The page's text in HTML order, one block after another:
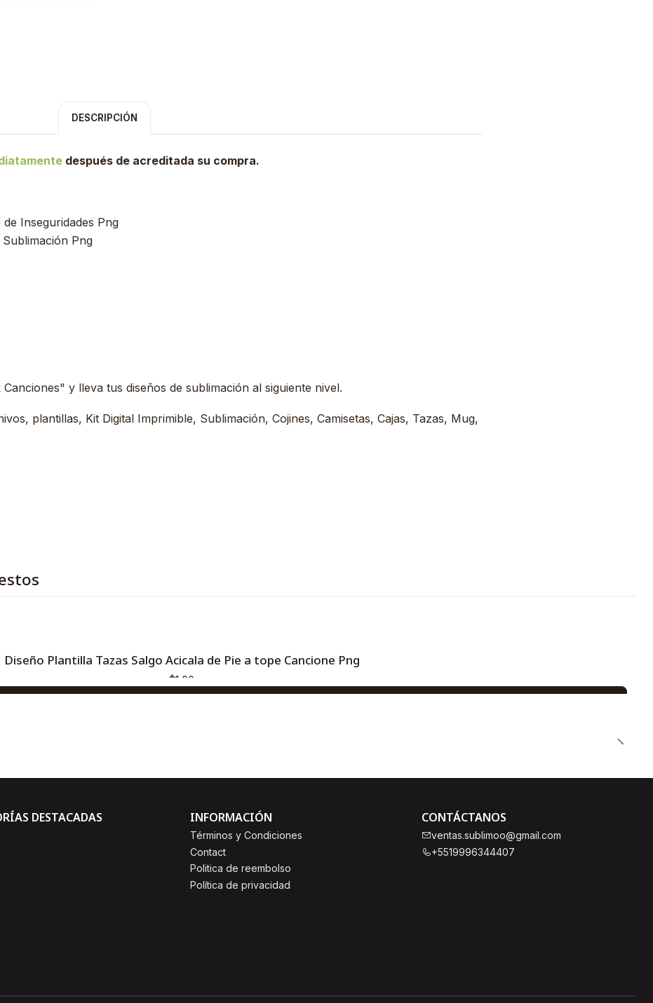
DESCRIPCIÓN
después de acreditada su compra.
Inseguridades Png
Png
y lleva tus diseños de sublimación al siguiente nivel.
plantillas, Kit Digital Imprimible, Sublimación, Cojines, Camisetas, Cajas, Tazas, Mug,
Diseño Plantilla Tazas Salgo Acicala de Pie a tope Cancione Png
$1,00
DESTACADAS INFORMACIÓN
Términos y Condiciones
Contact
Politica de reembolso
Política de privacidad
CONTÁCTANOS
ventas.sublimoo@gmail.com
+5519996344407